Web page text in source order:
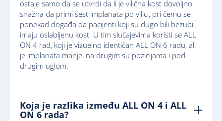
ostaje samo da se utvrdi da li je vilična kost dovoljno
snažna da primi šest implanata po vilici, pri čemu se
ponekad događa da pacijenti koji su dugo bili bezubi
imaju oslabljenu kost. U tim slučajevima koristi se ALL
ON 4 rad, koji je vizuelno identičan ALL ON 6 radu, ali
je implanata manje, na drugim su pozicijama i pod
drugim uglom.
Koja je razlika između ALL ON 4 i ALL
ON 6 rada?